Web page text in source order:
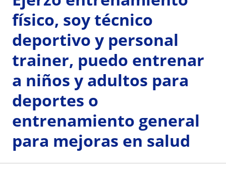
físico, soy técnico
deportivo y personal
trainer, puedo entrenar
a niños y adultos para
deportes o
entrenamiento general
para mejoras en salud